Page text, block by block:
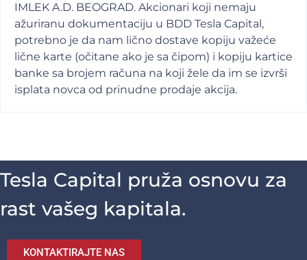
IMLEK A.D. BEOGRAD. Akcionari koji nemaju
ažuriranu dokumentaciju u BDD Tesla Capital,
potrebno je da nam lično dostave kopiju važeće
lične karte (očitane ako je sa čipom) i kopiju kartice
banke sa brojem računa na koji žele da im se izvrši
isplata novca od prinudne prodaje akcija.
Tesla Capital pruža osnovu za
rast vašeg kapitala.
KONTAKTIRAJTE NAS